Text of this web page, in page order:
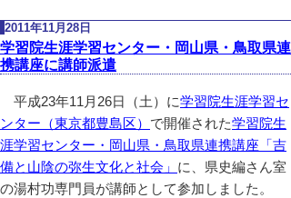
2011年11月28日
学習院生涯学習センター・岡山県・鳥取県連
携講座に講師派遣
平成23年11月26日（土）に学習院生涯学習セ
ンター（東京都豊島区） で開催された学習院生
涯学習センター・岡山県・鳥取県連携講座「吉
備と山陰の弥生文化と社会」 に、県史編さん室
の湯村功専門員が講師として参加しました。